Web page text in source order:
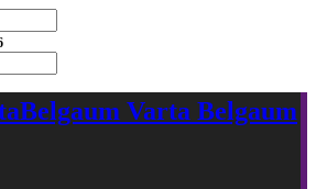
Belgaum Varta Belgaum